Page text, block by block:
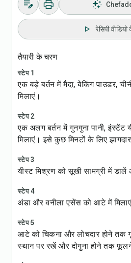
रेसिपी
तैयारी के चरण
स्टेप 1
एक बड़े बर्तन में मैदा, बेकिंग पाउडर,
मिलाएं।
स्टेप 2
एक अलग बर्तन में गुनगुना पानी,
मिलाएं। इसे कुछ मिनटों के लिए
स्टेप 3
यीस्ट मिश्रण को सूखी सामग्री में डालें
स्टेप 4
अंडा और वनीला एसेंस को आटे में
स्टेप 5
आटे को चिकना और लोचदार होने तक
स्थान पर रखें और दोगुना होने तक